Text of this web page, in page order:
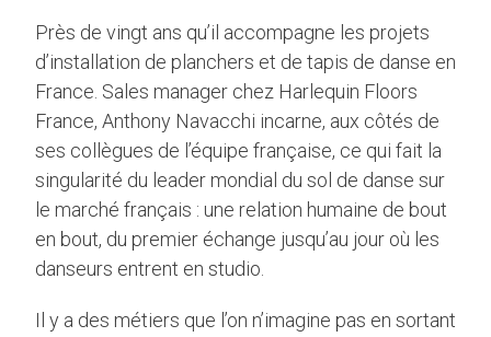
Près de vingt ans qu’il accompagne les projets
d’installation de planchers et de tapis de danse en
France. Sales manager chez Harlequin Floors
France, Anthony Navacchi incarne, aux côtés de
ses collègues de l’équipe française, ce qui fait la
singularité du leader mondial du sol de danse sur
le marché français : une relation humaine de bout
en bout, du premier échange jusqu’au jour où les
danseurs entrent en studio.
Il y a des métiers que l’on n’imagine pas en sortant